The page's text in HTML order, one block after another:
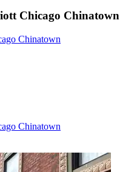
Chicago Chinatown
Chinatown
Chinatown